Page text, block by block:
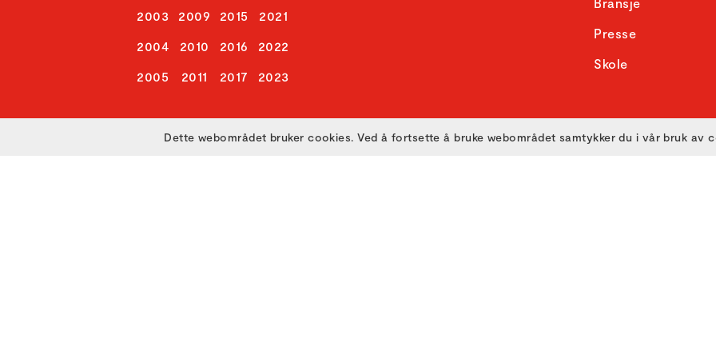
2003
2004
2005
2009
2010
2011
2015
2016
2017
2021
2022
2023
Presse
Skole
Dette webområdet bruker cookies. Ved å fortsette å bruke webområdet samtykker du i vår bruk av